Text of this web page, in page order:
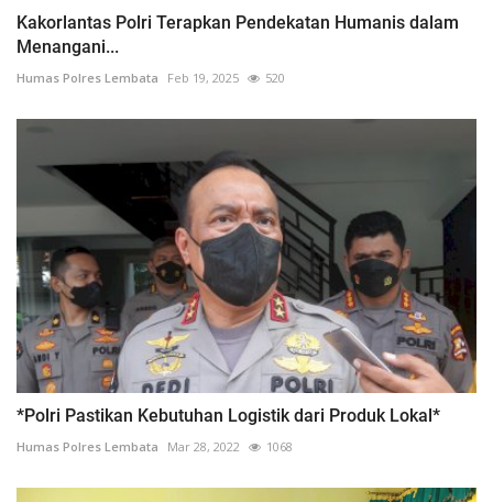
Kakorlantas Polri Terapkan Pendekatan Humanis dalam
Menangani...
Humas Polres Lembata Feb 19, 2025 520
*Polri Pastikan Kebutuhan Logistik dari Produk Lokal*
Humas Polres Lembata Mar 28, 2022 1068